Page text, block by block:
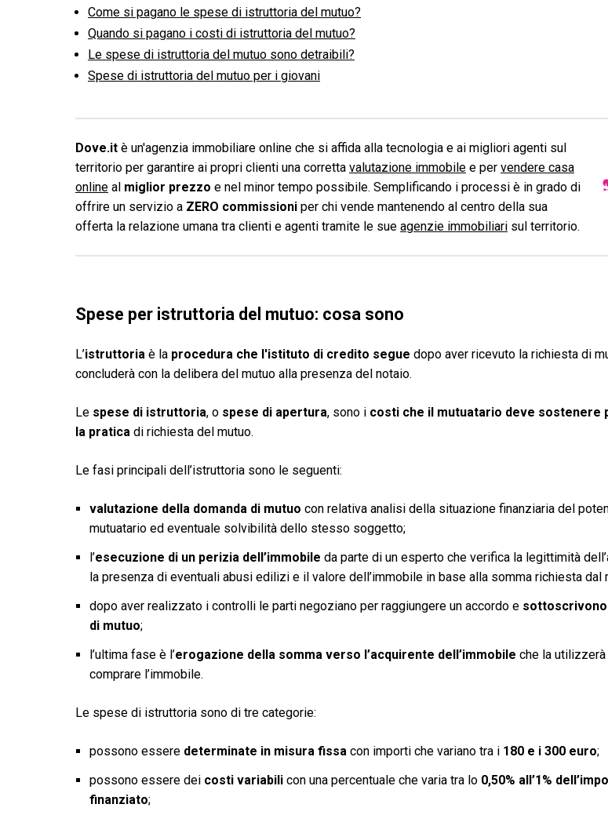
Come si pagano le spese di istruttoria del mutuo?
Quando si pagano i costi di istruttoria del mutuo?
Le spese di istruttoria del mutuo sono detraibili?
Spese di istruttoria del mutuo per i giovani
Dove.it è un'agenzia immobiliare online che si affida alla tecnologia e ai migliori agenti sul
territorio per garantire ai propri clienti una corretta valutazione immobile e per vendere casa
online al miglior prezzo e nel minor tempo possibile. Semplificando i processi è in grado di
offrire un servizio a ZERO commissioni per chi vende mantenendo al centro della sua
offerta la relazione umana tra clienti e agenti tramite le sue agenzie immobiliari sul territorio.
Spese per istruttoria del mutuo: cosa sono
L’istruttoria è la procedura che l'istituto di credito segue dopo aver ricevuto la richiesta di
concluderà con la delibera del mutuo alla presenza del notaio.
Le spese di istruttoria, o spese di apertura, sono i costi che il mutuatario deve sostenere
la pratica di richiesta del mutuo.
Le fasi principali dell’istruttoria sono le seguenti:
valutazione della domanda di mutuo con relativa analisi della situazione finanziaria del
mutuatario ed eventuale solvibilità dello stesso soggetto;
l’esecuzione di un perizia dell’immobile da parte di un esperto che verifica la legittimità
la presenza di eventuali abusi edilizi e il valore dell’immobile in base alla somma richiesta dal
dopo aver realizzato i controlli le parti negoziano per raggiungere un accordo e
di mutuo;
l’ultima fase è l’erogazione della somma verso l’acquirente dell’immobile che la utilizzerà
comprare l’immobile.
Le spese di istruttoria sono di tre categorie:
possono essere determinate in misura fissacon importi che variano tra i 180 e i 300 euro;
possono essere dei costi variabilicon una percentuale che varia tra lo 0,50% all’1%
finanziato;